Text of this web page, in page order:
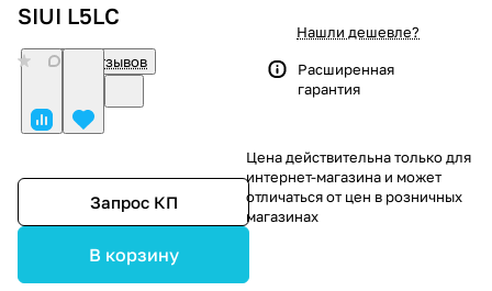
SIUI L5LC
Нет отзывов
Запрос КП
В корзину
Нашли дешевле?
Расширенная
гарантия
Цена действительна только для
интернет-магазина и может
отличаться от цен в розничных
магазинах